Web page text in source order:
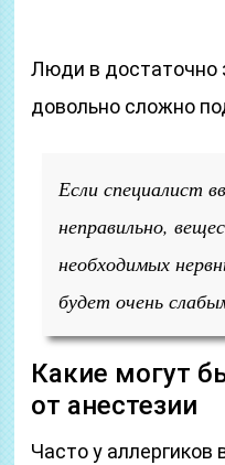
Люди в достаточно
довольно сложно
Если специалист
неправильно,
необходимых
будет очень
Какие могут
от анестезии
Часто у аллергиков